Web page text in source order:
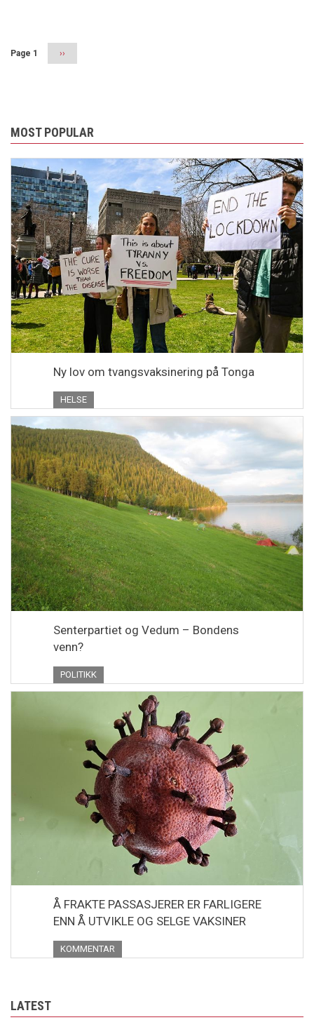
Page 1
Next
page
››
MOST POPULAR
Ny lov om tvangsvaksinering på Tonga
HELSE
Senterpartiet og Vedum – Bondens
venn?
POLITIKK
Å FRAKTE PASSASJERER ER FARLIGERE
ENN Å UTVIKLE OG SELGE VAKSINER
KOMMENTAR
LATEST